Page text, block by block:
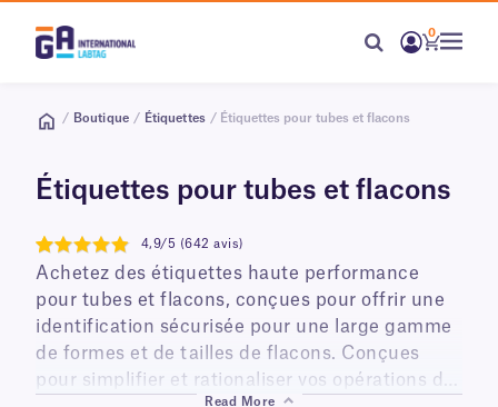
0
/ Boutique / Étiquettes / Étiquettes pour tubes et flacons
Étiquettes pour tubes et flacons
4.9
4,9/5 (642 avis)
Achetez des étiquettes haute performance
pour tubes et flacons, conçues pour offrir une
identification sécurisée pour une large gamme
de formes et de tailles de flacons. Conçues
pour simplifier et rationaliser vos opérations de
Read More